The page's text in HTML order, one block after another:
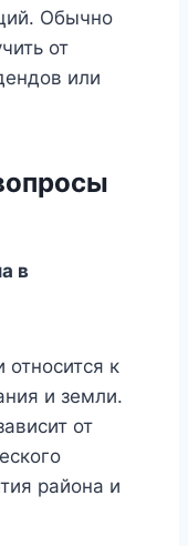
Обычно
от
или
в
относится к
и земли.
от
района и